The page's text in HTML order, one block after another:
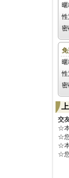
性
性
交
☆
☆
☆
☆